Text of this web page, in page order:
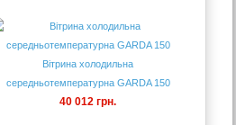
Вітрина холодильна
середньотемпературна GARDA 150
40 012 грн.